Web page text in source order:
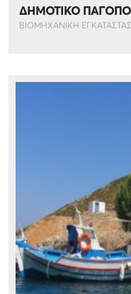
ΔΗΜΟΤΙΚΟ
ΒΙΟΜΗΧΑΝΙΚΗ